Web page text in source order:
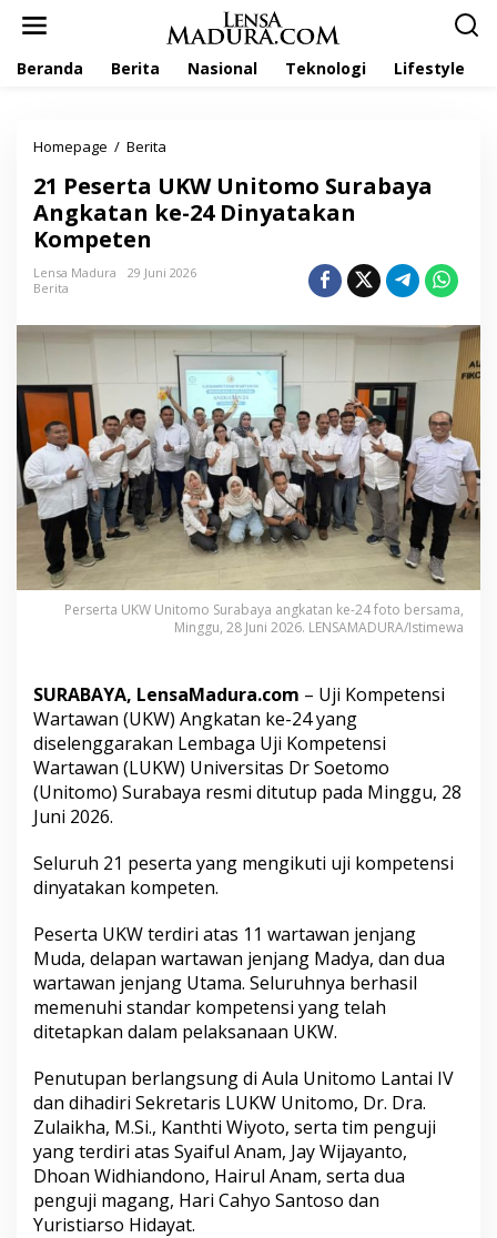
Beranda Berita Nasional Teknologi Lifestyle
Homepage / Berita
P
e
s
r
U
K
W
U
n
i
t
o
m
o
S
u
a
b
n
g
k
a
t
a
e
-
2
D
i
n
y
a
t
k
a
n
K
o
m
p
e
21 Peserta UKW Unitomo Surabaya
Angkatan ke-24 Dinyatakan
Kompeten
Lensa Madura
29 Juni 2026
Berita
Perserta UKW Unitomo Surabaya angkatan ke-24 foto bersama,
Minggu, 28 Juni 2026. LENSAMADURA/Istimewa
SURABAYA, LensaMadura.com – Uji Kompetensi
Wartawan (UKW) Angkatan ke-24 yang
diselenggarakan Lembaga Uji Kompetensi
Wartawan (LUKW) Universitas Dr Soetomo
(Unitomo) Surabaya resmi ditutup pada Minggu, 28
Juni 2026.
Seluruh 21 peserta yang mengikuti uji kompetensi
dinyatakan kompeten.
Peserta UKW terdiri atas 11 wartawan jenjang
Muda, delapan wartawan jenjang Madya, dan dua
wartawan jenjang Utama. Seluruhnya berhasil
memenuhi standar kompetensi yang telah
ditetapkan dalam pelaksanaan UKW.
Penutupan berlangsung di Aula Unitomo Lantai IV
dan dihadiri Sekretaris LUKW Unitomo, Dr. Dra.
Zulaikha, M.Si., Kanthti Wiyoto, serta tim penguji
yang terdiri atas Syaiful Anam, Jay Wijayanto,
Dhoan Widhiandono, Hairul Anam, serta dua
penguji magang, Hari Cahyo Santoso dan
Yuristiarso Hidayat.